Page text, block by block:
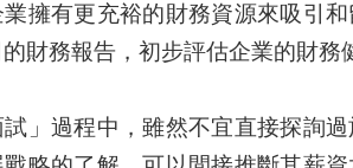
擁有更充裕的財務資源來吸引
財務報告，初步評估企業的財務
」過程中，雖然不宜直接探詢